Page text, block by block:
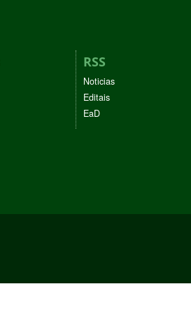
RSS
Noticias
Editais
EaD